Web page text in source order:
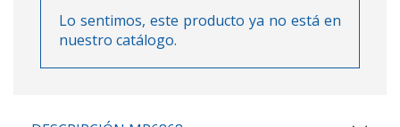
Lo sentimos, este producto ya no está en
nuestro catálogo.